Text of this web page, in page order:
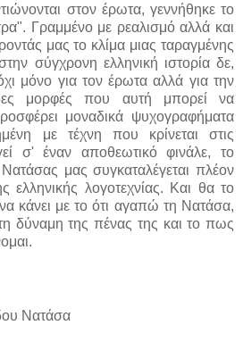
στον έρωτα, γεννήθηκε το
Γραμμένο με ρεαλισμό αλλά και
μας το κλίμα μιας ταραγμένης
σύγχρονη ελληνική ιστορία δε,
μόνο για τον έρωτα αλλά για την
μορφές που αυτή μπορεί να
μοναδικά ψυχογραφήματα
με τέχνη που κρίνεται στις
σ' έναν αποθεωτικό φινάλε, το
μας συγκαταλέγεται πλέον
ελληνικής λογοτεχνίας. Και θα το
κάνει με το ότι αγαπώ τη Νατάσα,
δύναμη της πένας της και το πως
Νατάσα